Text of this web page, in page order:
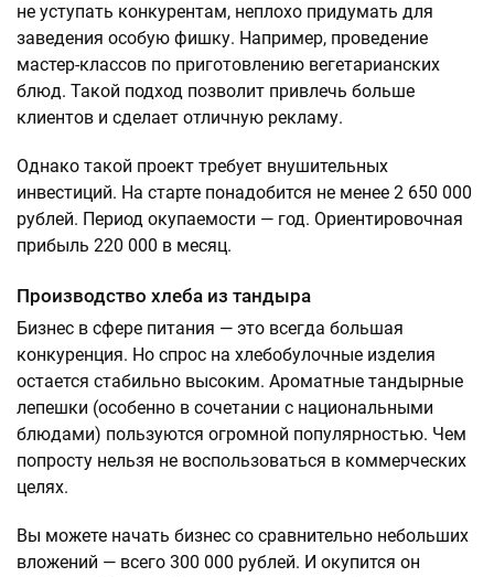
не уступать конкурентам, неплохо придумать для
заведения особую фишку. Например, проведение
мастер-классов по приготовлению вегетарианских
блюд. Такой подход позволит привлечь больше
клиентов и сделает отличную рекламу.
Однако такой проект требует внушительных
инвестиций. На старте понадобится не менее 2 650 000
рублей. Период окупаемости — год. Ориентировочная
прибыль 220 000 в месяц.
Производство хлеба из тандыра
Бизнес в сфере питания — это всегда большая
конкуренция. Но спрос на хлебобулочные изделия
остается стабильно высоким. Ароматные тандырные
лепешки (особенно в сочетании с национальными
блюдами) пользуются огромной популярностью. Чем
попросту нельзя не воспользоваться в коммерческих
целях.
Вы можете начать бизнес со сравнительно небольших
вложений — всего 300 000 рублей. И окупится он